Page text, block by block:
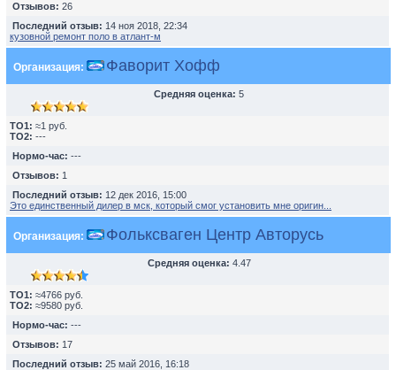
Отзывов: 26
Последний отзыв: 14 ноя 2018, 22:34
кузовной ремонт поло в атлант-м
Организация: Фаворит Хофф
Средняя оценка: 5
TO1: ≈1 руб.
TO2: ---
Нормо-час: ---
Отзывов: 1
Последний отзыв: 12 дек 2016, 15:00
Это единственный дилер в мск, который смог установить мне оригин...
Организация: Фольксваген Центр Авторусь
Средняя оценка: 4.47
TO1: ≈4766 руб.
TO2: ≈9580 руб.
Нормо-час: ---
Отзывов: 17
Последний отзыв: 25 май 2016, 16:18